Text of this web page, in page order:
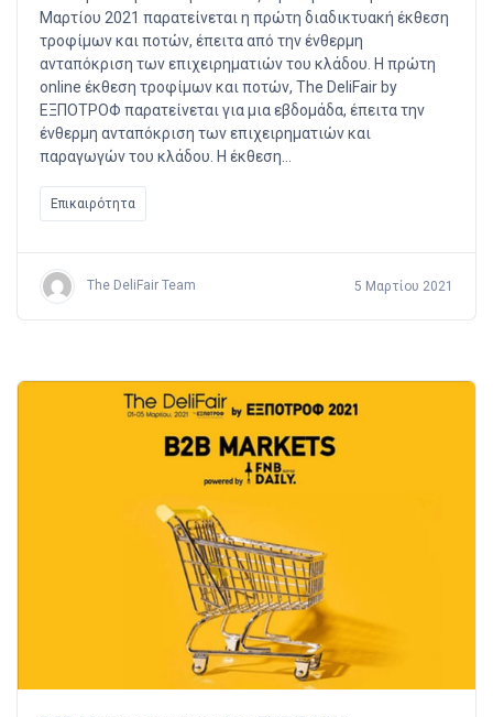
Μαρτίου 2021 παρατείνεται η πρώτη διαδικτυακή έκθεση
τροφίμων και ποτών, έπειτα από την ένθερμη
ανταπόκριση των επιχειρηματιών του κλάδου. Η πρώτη
online έκθεση τροφίμων και ποτών, The DeliFair by
ΕΞΠΟΤΡΟΦ παρατείνεται για μια εβδομάδα, έπειτα την
ένθερμη ανταπόκριση των επιχειρηματιών και
παραγωγών του κλάδου. Η έκθεση…
Επικαιρότητα
The DeliFair Team 5 Μαρτίου 2021